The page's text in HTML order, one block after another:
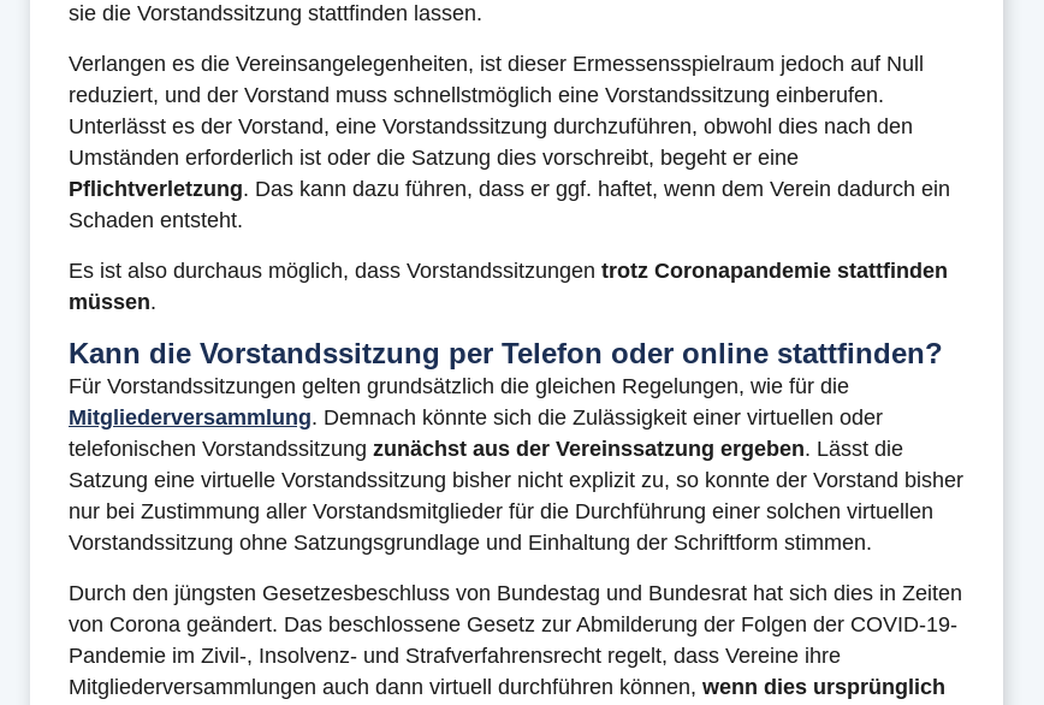
sie die Vorstandssitzung stattfinden lassen.
Verlangen es die Vereinsangelegenheiten, ist dieser Ermessensspielraum jedoch auf Null
reduziert, und der Vorstand muss schnellstmöglich eine Vorstandssitzung einberufen.
Unterlässt es der Vorstand, eine Vorstandssitzung durchzuführen, obwohl dies nach den
Umständen erforderlich ist oder die Satzung dies vorschreibt, begeht er eine
Pflichtverletzung. Das kann dazu führen, dass er ggf. haftet, wenn dem Verein dadurch ein
Schaden entsteht.
Es ist also durchaus möglich, dass Vorstandssitzungen trotz Coronapandemie stattfinden
müssen.
Kann die Vorstandssitzung per Telefon oder online stattfinden?
Für Vorstandssitzungen gelten grundsätzlich die gleichen Regelungen, wie für die
Mitgliederversammlung. Demnach könnte sich die Zulässigkeit einer virtuellen oder
telefonischen Vorstandssitzung zunächst aus der Vereinssatzung ergeben. Lässt die
Satzung eine virtuelle Vorstandssitzung bisher nicht explizit zu, so konnte der Vorstand bisher
nur bei Zustimmung aller Vorstandsmitglieder für die Durchführung einer solchen virtuellen
Vorstandssitzung ohne Satzungsgrundlage und Einhaltung der Schriftform stimmen.
Durch den jüngsten Gesetzesbeschluss von Bundestag und Bundesrat hat sich dies in Zeiten
von Corona geändert. Das beschlossene Gesetz zur Abmilderung der Folgen der COVID-19-
Pandemie im Zivil-, Insolvenz- und Strafverfahrensrecht regelt, dass Vereine ihre
Mitgliederversammlungen auch dann virtuell durchführen können, wenn dies ursprünglich